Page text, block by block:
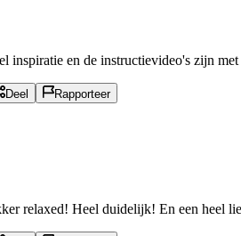
inspiratie en de instructievideo's zijn
Deel Rapporteer
relaxed! Heel duidelijk! En een heel